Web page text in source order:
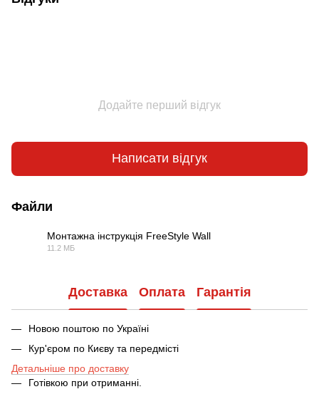
Додайте перший відгук
Написати відгук
Файли
Монтажна інструкція FreeStyle Wall
11.2 МБ
Доставка Оплата Гарантія
Новою поштою по Україні
Кур'єром по Києву та передмісті
Детальніше про доставку
Готівкою при отриманні.